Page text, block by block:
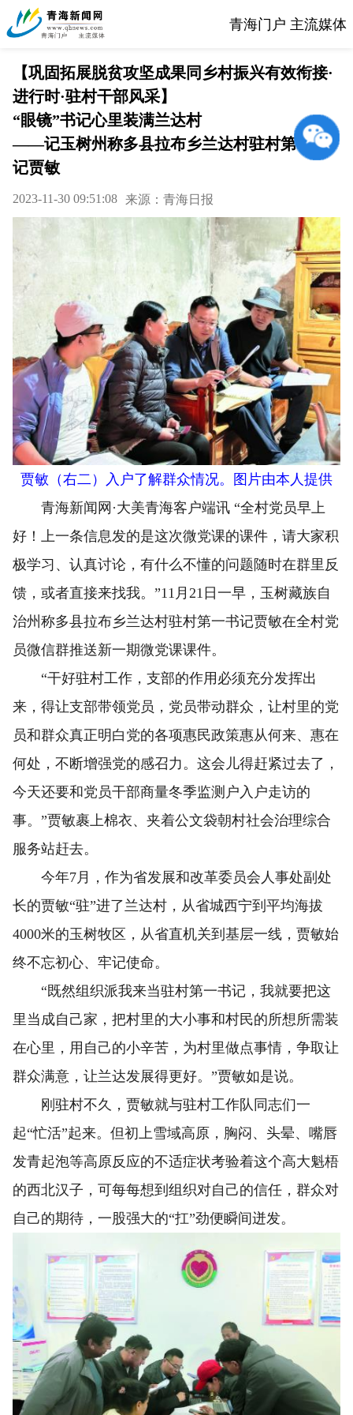
青海门户 主流媒体
【巩固拓展脱贫攻坚成果同乡村振兴有效衔接·
进行时·驻村干部风采】
“眼镜”书记心里装满兰达村
——记玉树州称多县拉布乡兰达村驻村第一书
记贾敏
2023-11-30 09:51:08 来源：青海日报
贾敏（右二）入户了解群众情况。图片由本人提供
青海新闻网·大美青海客户端讯 “全村党员早上
好！上一条信息发的是这次微党课的课件，请大家积
极学习、认真讨论，有什么不懂的问题随时在群里反
馈，或者直接来找我。”11月21日一早，玉树藏族自
治州称多县拉布乡兰达村驻村第一书记贾敏在全村党
员微信群推送新一期微党课课件。
“干好驻村工作，支部的作用必须充分发挥出
来，得让支部带领党员，党员带动群众，让村里的党
员和群众真正明白党的各项惠民政策惠从何来、惠在
何处，不断增强党的感召力。这会儿得赶紧过去了，
今天还要和党员干部商量冬季监测户入户走访的
事。”贾敏裹上棉衣、夹着公文袋朝村社会治理综合
服务站赶去。
今年7月，作为省发展和改革委员会人事处副处
长的贾敏“驻”进了兰达村，从省城西宁到平均海拔
4000米的玉树牧区，从省直机关到基层一线，贾敏始
终不忘初心、牢记使命。
“既然组织派我来当驻村第一书记，我就要把这
里当成自己家，把村里的大小事和村民的所想所需装
在心里，用自己的小辛苦，为村里做点事情，争取让
群众满意，让兰达发展得更好。”贾敏如是说。
刚驻村不久，贾敏就与驻村工作队同志们一
起“忙活”起来。但初上雪域高原，胸闷、头晕、嘴唇
发青起泡等高原反应的不适症状考验着这个高大魁梧
的西北汉子，可每每想到组织对自己的信任，群众对
自己的期待，一股强大的“扛”劲便瞬间迸发。